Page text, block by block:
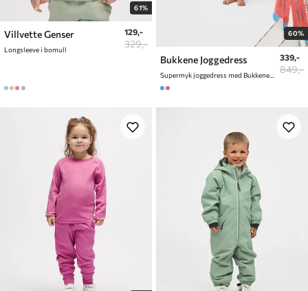
61%
Villvette Genser
Longsleeve i bomull
129,-
329,-
60%
Bukkene Joggedress
Supermyk joggedress med Bukkene Bruse print
339,-
849,-